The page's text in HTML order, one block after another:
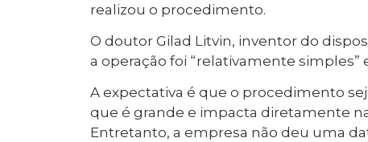
realizou o procedimento.
O doutor Gilad Litvin, inventor do
a operação foi “relativamente
A expectativa é que o procedimento
que é grande e impacta diretamente
Entretanto, a empresa não deu uma